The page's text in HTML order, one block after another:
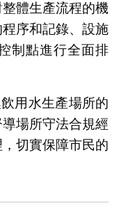
體生產流程的機
序和記錄、設施
制點進行全面排
用水生產場所的
場所守法合規經
切實保障市民的